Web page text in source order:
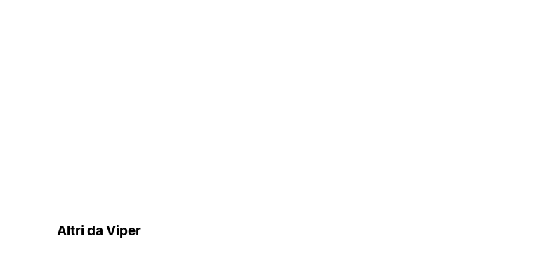
Altri da Viper